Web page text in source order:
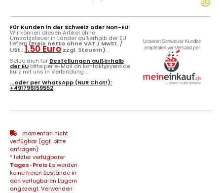
Für Kunden in der Schweiz oder Non-EU:
Wir können diesen Artikel ohne
Umsatzsteuer in Länder außerhalb der EU
liefern (Preis netto ohne VAT / MwSt. /
USt.:1.50 Euro zzgl. Steuern) .
Setze dich für Bestellungen außerhalb
der EU bitte per e-Mail an kontakt@yerd.de
kurz mit uns in Verbindung ...
...oder perWhatsApp (NUR Chat!):
+491796159552
momentan nicht
verfügbar (ggf. bitte
anfragen)
* letzter verfügbarer
Tages-Preis Es werden
keine freien Bestände in
den verfügbaren Lägern
angezeigt. Verwenden